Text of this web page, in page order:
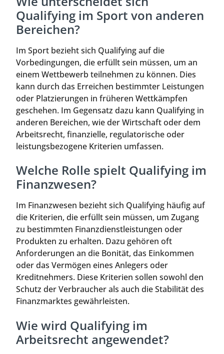
Qualifying im Sport von anderen
Bereichen?
Im Sport bezieht sich Qualifying auf die
Vorbedingungen, die erfüllt sein müssen, um an
einem Wettbewerb teilnehmen zu können. Dies
kann durch das Erreichen bestimmter Leistungen
oder Platzierungen in früheren Wettkämpfen
geschehen. Im Gegensatz dazu kann Qualifying in
anderen Bereichen, wie der Wirtschaft oder dem
Arbeitsrecht, finanzielle, regulatorische oder
leistungsbezogene Kriterien umfassen.
Welche Rolle spielt Qualifying im
Finanzwesen?
Im Finanzwesen bezieht sich Qualifying häufig auf
die Kriterien, die erfüllt sein müssen, um Zugang
zu bestimmten Finanzdienstleistungen oder
Produkten zu erhalten. Dazu gehören oft
Anforderungen an die Bonität, das Einkommen
oder das Vermögen eines Anlegers oder
Kreditnehmers. Diese Kriterien sollen sowohl den
Schutz der Verbraucher als auch die Stabilität des
Finanzmarktes gewährleisten.
Wie wird Qualifying im
Arbeitsrecht angewendet?